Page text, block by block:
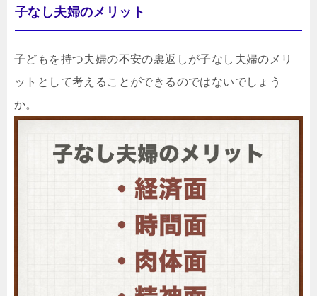
子なし夫婦のメリット
子どもを持つ夫婦の不安の裏返しが子なし夫婦のメリ
ットとして考えることができるのではないでしょう
か。